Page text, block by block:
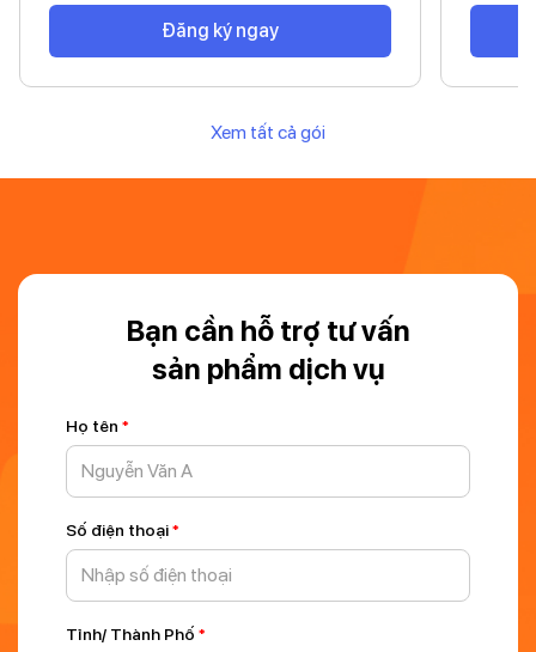
Đăng ký ngay
Xem tất cả gói
Bạn cần hỗ trợ tư vấn
sản phẩm dịch vụ
Họ tên *
Số điện thoại*
Tỉnh/ Thành Phố *